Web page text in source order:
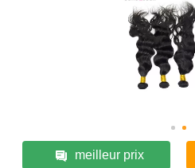
meilleur prix